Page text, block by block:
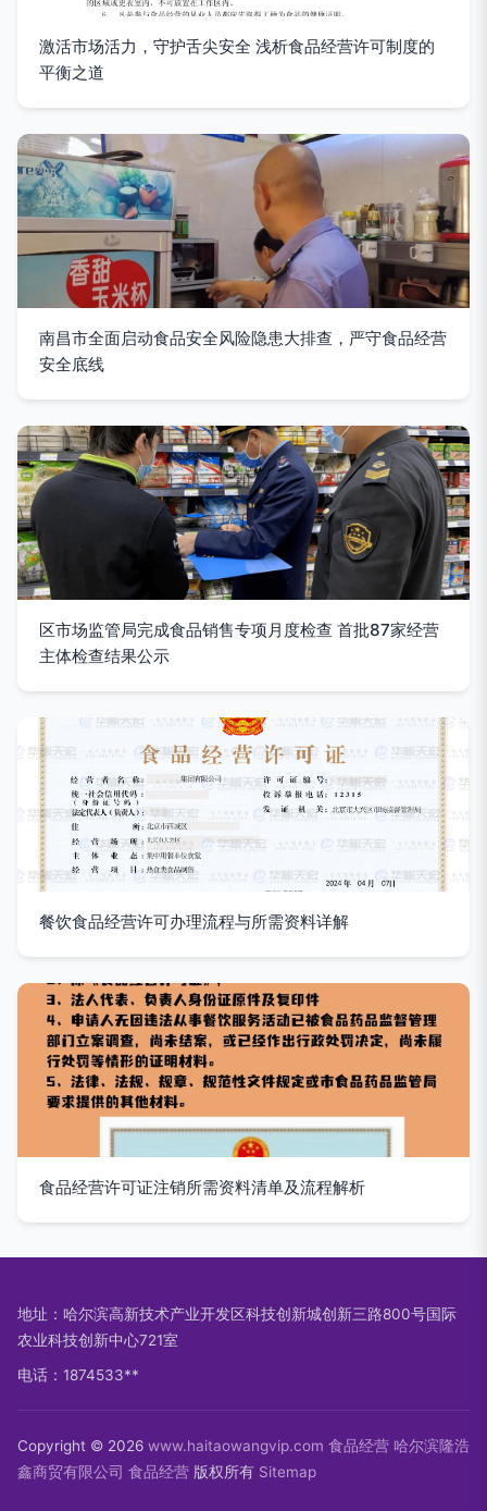
激活市场活力，守护舌尖安全 浅析食品经营许可制度的
平衡之道
南昌市全面启动食品安全风险隐患大排查，严守食品经营
安全底线
区市场监管局完成食品销售专项月度检查 首批87家经营
主体检查结果公示
餐饮食品经营许可办理流程与所需资料详解
食品经营许可证注销所需资料清单及流程解析
地址：哈尔滨高新技术产业开发区科技创新城创新三路800号国际
农业科技创新中心721室
电话：1874533**
Copyright © 2026 www.haitaowangvip.com 食品经营 哈尔滨隆浩
鑫商贸有限公司 食品经营 版权所有 Sitemap